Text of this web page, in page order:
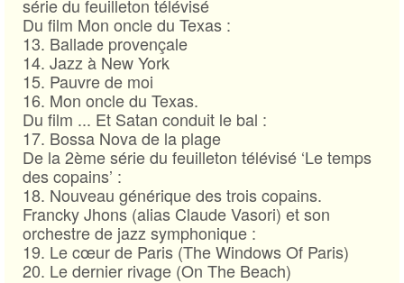
série du feuilleton télévisé
Du film Mon oncle du Texas :
13. Ballade provençale
14. Jazz à New York
15. Pauvre de moi
16. Mon oncle du Texas.
Du film ... Et Satan conduit le bal :
17. Bossa Nova de la plage
De la 2ème série du feuilleton télévisé ‘Le temps
des copains’ :
18. Nouveau générique des trois copains.
Francky Jhons (alias Claude Vasori) et son
orchestre de jazz symphonique :
19. Le cœur de Paris (The Windows Of Paris)
20. Le dernier rivage (On The Beach)